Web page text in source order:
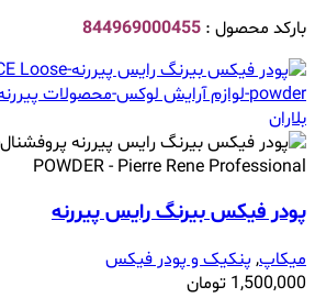
بارکد محصول : 844969000455
پودر فیکس بیرنگ رایس پیررنه
میکاپ,پنکیک و پودر فیکس
1,500,000 تومان